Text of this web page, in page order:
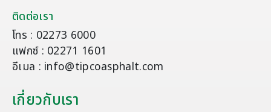
ติดต่อเรา
โทร : 02273 6000
แฟกซ์ : 02271 1601
อีเมล : info@tipcoasphalt.com
เกี่ยวกับเรา